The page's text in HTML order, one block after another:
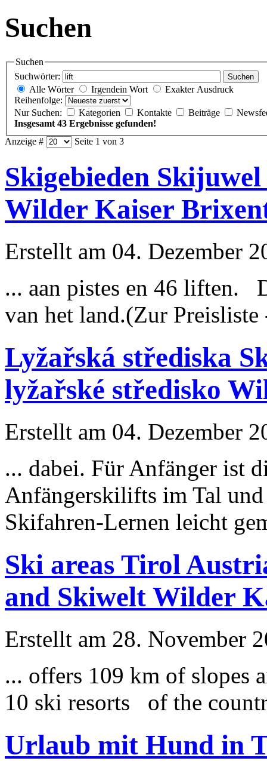
Suchen
Suchen
Suchwörter:
Suchen
Alle Wörter Irgendein Wort
Exakter Ausdruck
Reihenfolge:
Nur Suchen:
Kategorien Kontakte Beiträge
Insgesamt 43 Ergebnisse gefunden!
Anzeige #
Seite 1 von 3
Skigebieden
Wilder Kaiser
Erstellt am 04. Dezember
... aan pistes en 46 liften.
van het land.(Zur
Lyžařská střediska
lyžařské středisko
Erstellt am 04. Dezember
... dabei. Für Anfänger ist
Anfängerskilifts im Tal
Skifahren-Lernen leicht
Ski areas Tirol
and Skiwelt Wilder
Erstellt am 28. November
... offers 109 km of slopes
10 ski resorts of the
Urlaub mit Hund in